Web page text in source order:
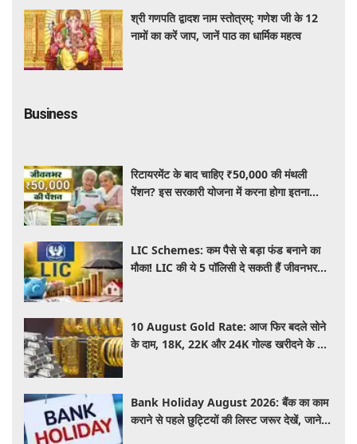
श्री गणपति द्वादश नाम स्तोत्रम्: गणेश जी के 12
नामों का करें जाप, जानें पाठ का धार्मिक महत्व
Business
रिटायरमेंट के बाद चाहिए ₹50,000 की मंथली
पेंशन? इस सरकारी योजना में करना होगा इतना
LIC Schemes: कम पैसे से बड़ा फंड बनाने का
मौका! LIC की ये 5 पॉलिसी दे सकती हैं जीवनभर
10 August Gold Rate: आज फिर बदले सोने
के दाम, 18K, 22K और 24K गोल्ड खरीदने के लिए
Bank Holiday August 2026: बैंक का काम
कराने से पहले छुट्टियों की लिस्ट जरूर देखें, जाने